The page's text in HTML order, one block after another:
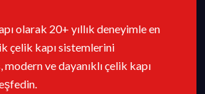
olarak 20+ yıllık deneyimle en
çelik kapı sistemlerini
ve dayanıklı çelik kapı